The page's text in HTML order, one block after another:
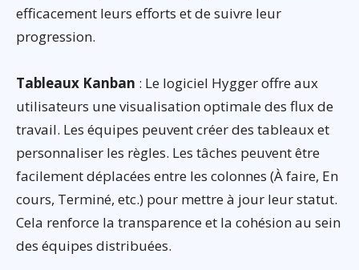
efficacement leurs efforts et de suivre leur
progression.
Tableaux Kanban : Le logiciel Hygger offre aux
utilisateurs une visualisation optimale des flux de
travail. Les équipes peuvent créer des tableaux et
personnaliser les règles. Les tâches peuvent être
facilement déplacées entre les colonnes (À faire, En
cours, Terminé, etc.) pour mettre à jour leur statut.
Cela renforce la transparence et la cohésion au sein
des équipes distribuées.